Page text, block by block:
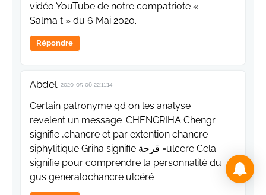
vidéo YouTube de notre compatriote «
Salma t » du 6 Mai 2020.
Répondre
Abdel 2020-05-06 22:11:14
Certain patronyme qd on les analyse
revelent un message :CHENGRIHA Chengr
signifie ,chancre et par extention chancre
siphylitique Griha signifie قرحة =ulcere Cela
signifie pour comprendre la personnalité du
gus generalochancre ulcéré